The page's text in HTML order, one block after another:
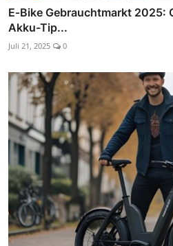
E‑Bike Gebrauchtmarkt 2025:
Akku-Tip...
Juli 21, 2025 0